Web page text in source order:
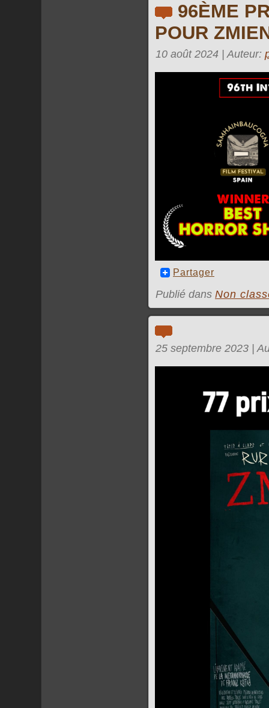
96ÈME
POUR
10 août 2024 | Auteur:
Partager
Publié dans Non
25 septembre 2023 |